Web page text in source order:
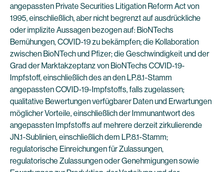
angepassten Private Securities Litigation Reform Act von
1995, einschließlich, aber nicht begrenzt auf ausdrückliche
oder implizite Aussagen bezogen auf: BioNTechs
Bemühungen, COVID-19 zu bekämpfen; die Kollaboration
zwischen BioNTech und Pfizer; die Geschwindigkeit und der
Grad der Marktakzeptanz von BioNTechs COVID-19-
Impfstoff, einschließlich des an den LP.8.1-Stamm
angepassten COVID-19-Impfstoffs, falls zugelassen;
qualitative Bewertungen verfügbarer Daten und Erwartungen
möglicher Vorteile, einschließlich der Immunantwort des
angepassten Impfstoffs auf mehrere derzeit zirkulierende
JN.1-Sublinien, einschließlich dem LP.8.1-Stamm;
regulatorische Einreichungen für Zulassungen,
regulatorische Zulassungen oder Genehmigungen sowie